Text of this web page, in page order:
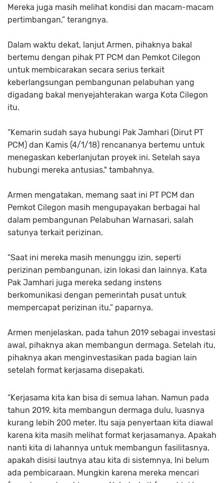
Mereka juga masih melihat kondisi dan macam-macam
pertimbangan,” terangnya.
Dalam waktu dekat, lanjut Armen, pihaknya bakal
bertemu dengan pihak PT PCM dan Pemkot Cilegon
untuk membicarakan secara serius terkait
keberlangsungan pembangunan pelabuhan yang
digadang bakal menyejahterakan warga Kota Cilegon
itu.
“Kemarin sudah saya hubungi Pak Jamhari (Dirut PT
PCM) dan Kamis (4/1/18) rencananya bertemu untuk
menegaskan keberlanjutan proyek ini. Setelah saya
hubungi mereka antusias," tambahnya.
Armen mengatakan, memang saat ini PT PCM dan
Pemkot Cilegon masih mengupayakan berbagai hal
dalam pembangunan Pelabuhan Warnasari, salah
satunya terkait perizinan.
“Saat ini mereka masih menunggu izin, seperti
perizinan pembangunan, izin lokasi dan lainnya. Kata
Pak Jamhari juga mereka sedang instens
berkomunikasi dengan pemerintah pusat untuk
mempercapat perizinan itu,” paparnya.
Armen menjelaskan, pada tahun 2019 sebagai investasi
awal, pihaknya akan membangun dermaga. Setelah itu,
pihaknya akan menginvestasikan pada bagian lain
setelah format kerjasama disepakati.
“Kerjasama kita kan bisa di semua lahan. Namun pada
tahun 2019, kita membangun dermaga dulu, luasnya
kurang lebih 200 meter. Itu saja penyertaan kita diawal
karena kita masih melihat format kerjasamanya. Apakah
nanti kita di lahannya untuk membangun fasilitasnya,
apakah disisi lautnya atau kita di sistemnya, Ini belum
ada pembicaraan. Mungkin karena mereka mencari